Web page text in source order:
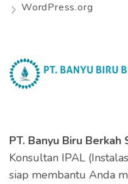
WordPress.org
PT. Banyu Biru Berkah
Konsultan IPAL
siap membantu Anda